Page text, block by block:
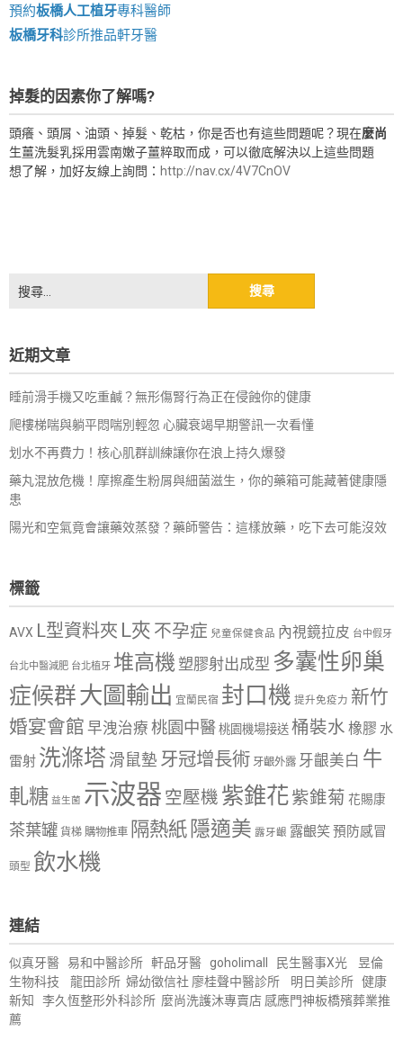
預約板橋人工植牙專科醫師
板橋牙科診所推品軒牙醫
掉髮的因素你了解嗎?
頭癢、頭屑、油頭、掉髮、乾枯，你是否也有這些問題呢？現在麼尚
生薑洗髮乳採用雲南嫩子薑粹取而成，可以徹底解決以上這些問題
想了解，加好友線上詢問： http://nav.cx/4V7CnOV
尋
字:
近期文章
睡前滑手機又吃重鹹？無形傷腎行為正在侵蝕你的健康
爬樓梯喘與躺平悶喘別輕忽 心臟衰竭早期警訊一次看懂
划水不再費力！核心肌群訓練讓你在浪上持久爆發
藥丸混放危機！摩擦產生粉屑與細菌滋生，你的藥箱可能藏著健康隱
患
陽光和空氣竟會讓藥效蒸發？藥師警告：這樣放藥，吃下去可能沒效
標籤
AVX L型資料夾 L夾 不孕症 兒童保健食品 內視鏡拉皮 台中假牙
台北中醫減肥 台北植牙 堆高機塑膠射出成型 多囊性卵巢
症候群大圖輸出 宜蘭民宿 封口機 提升免疫力 新竹
婚宴會館 早洩治療 桃園中醫 桃園機場接送 桶裝水 橡膠 水
雷射 洗滌塔 滑鼠墊 牙冠增長術 牙齦外露 牙齦美白 牛
軋糖 益生菌 示波器 空壓機 紫錐花紫錐菊 花賜康
茶葉罐 貨梯 購物推車 隔熱紙 隱適美 露牙齦 露齦笑預防感冒
頭型 飲水機
連結
似真牙醫 易和中醫診所 軒品牙醫 goholimall 民生醫事X光
昱倫
生物科技
龍田診所 婦幼徵信社 廖桂聲中醫診所 明日美診所 健康
新知
李久恆整形外科診所 麼尚洗護沐專賣店 感應門神板橋殯葬業推
薦